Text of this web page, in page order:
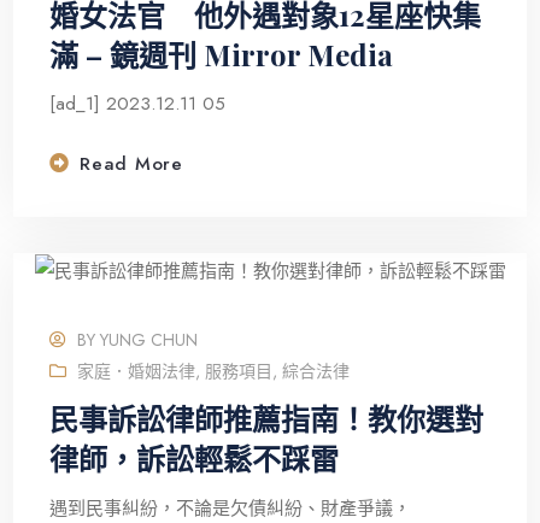
婚女法官 他外遇對象12星座快集
滿 – 鏡週刊 Mirror Media
[ad_1] 2023.12.11 05
Read More
BYYUNG CHUN
家庭．婚姻法律, 服務項目,綜合法律
民事訴訟律師推薦指南！教你選對
律師，訴訟輕鬆不踩雷
遇到民事糾紛，不論是欠債糾紛、財產爭議，